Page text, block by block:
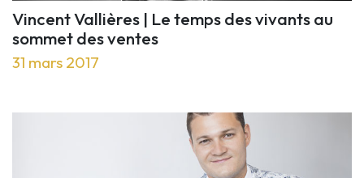
Vincent Vallières | Le temps des vivants au
sommet des ventes
31 mars 2017